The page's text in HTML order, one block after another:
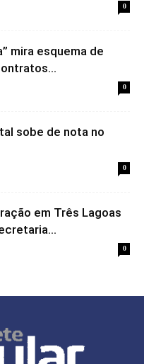
0
mira esquema de
0
sobe de nota no
0
em Três Lagoas
0